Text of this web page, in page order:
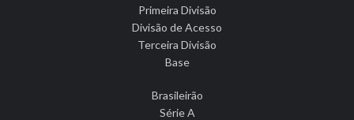
Primeira Divisão
Divisão de Acesso
Terceira Divisão
Base
Brasileirão
Série A